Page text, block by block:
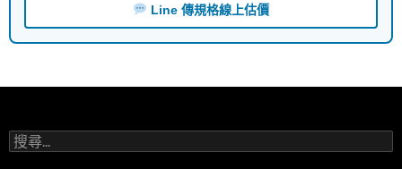
Line 傳規格線上估價
搜
尋